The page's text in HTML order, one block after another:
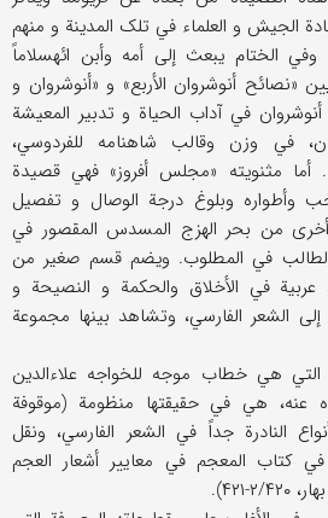
الجیش و العلماء في تلک المدینة و منهم
وفي الختام یبعث إلی أمه وأبن ائهسلاماً
«نصائح أنوشروان الأربع» و «أنوشروان و
في آداب الحیاة و تدبیر المعیشة
في وزن وقالب شاهنامه للفردوسي،
أما مثنویته «مجلس أفروز» فهي قصیدة
وأطواره وبلوغ درجة الوصال و تفصیل
أخری من بحر الهزج المسدس المقصور في
في المطلوب. ویضم قسم صغیر من
في الأخلاق والحکمة و النصیحة و
الشعر الفارسي، وتشاهد بینها مجموعة
هي خطاب موجه للخواجه علاءالدین
هي في حقیقتها منظومة (موقوفة
النادرة جداً في الشعر الفارسي، ونقل
کتاب المعجم في معاییر أشعار العجم